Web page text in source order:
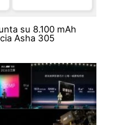
su 8.100 mAh
Asha 305